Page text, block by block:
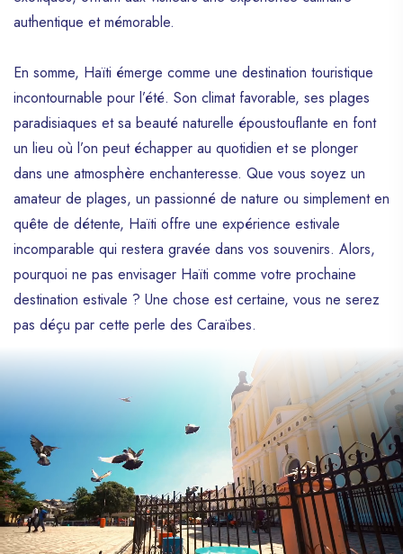
authentique et mémorable.
En somme, Haïti émerge comme une destination touristique
incontournable pour l’été. Son climat favorable, ses plages
paradisiaques et sa beauté naturelle époustouflante en font
un lieu où l’on peut échapper au quotidien et se plonger
dans une atmosphère enchanteresse. Que vous soyez un
amateur de plages, un passionné de nature ou simplement en
quête de détente, Haïti offre une expérience estivale
incomparable qui restera gravée dans vos souvenirs. Alors,
pourquoi ne pas envisager Haïti comme votre prochaine
destination estivale ? Une chose est certaine, vous ne serez
pas déçu par cette perle des Caraïbes.